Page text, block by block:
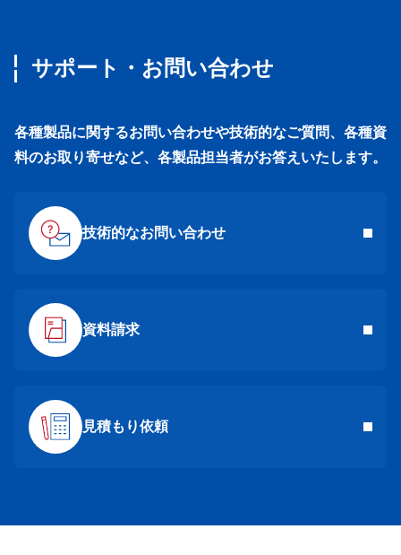
サポート・お問い合わせ
各種製品に関するお問い合わせや技術的なご質問、各種資
料のお取り寄せなど、各製品担当者がお答えいたします。
技術的なお問い合わせ
資料請求
見積もり依頼